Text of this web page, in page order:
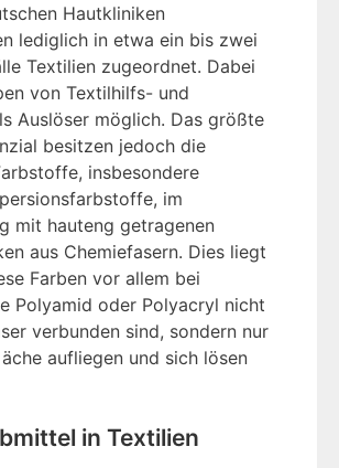
Hautkliniken
lediglich in etwa ein bis zwei
Textilien zugeordnet. Dabei
von Textilhilfs- und
Auslöser möglich. Das größte
besitzen jedoch die
insbesondere
im
mit hauteng getragenen
aus Chemiefasern. Dies liegt
Farben vor allem bei
Polyamid oder Polyacryl nicht
verbunden sind, sondern nur
aufliegen und sich lösen
in Textilien